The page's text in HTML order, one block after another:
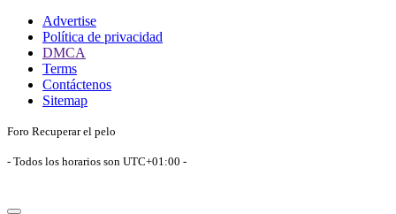
Advertise
Política de privacidad
DMCA
Terms
Contáctenos
Sitemap
Foro Recuperar el pelo
- Todos los horarios son UTC+01:00 -